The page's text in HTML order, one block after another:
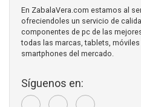
En ZabalaVera.com estamos al
ofreciendoles un servicio de
componentes de pc de las
todas las marcas, tablets,
smartphones del mercado.
Síguenos en: